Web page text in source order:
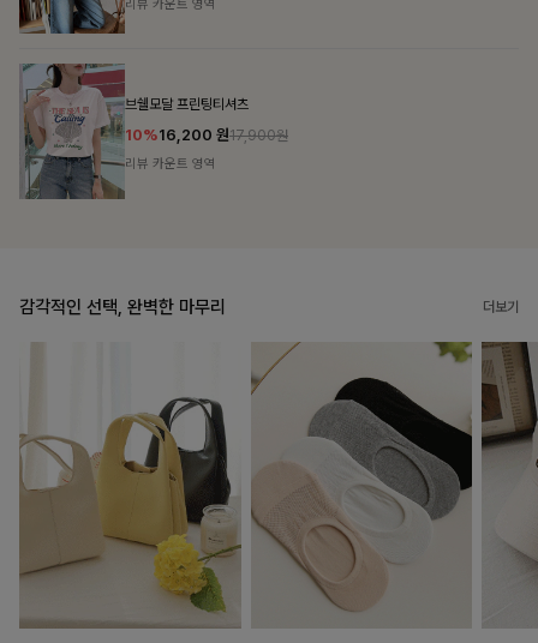
감각적인 선택, 완벽한 마무리 더보기